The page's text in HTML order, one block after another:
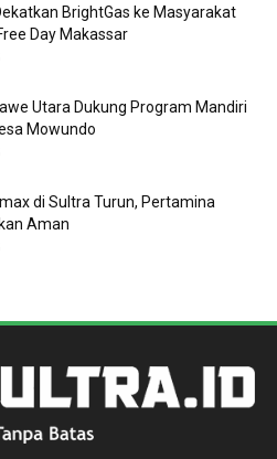
BrightGas ke Masyarakat
Day Makassar
Utara Dukung Program Mandiri
Mowundo
di Sultra Turun, Pertamina
Aman